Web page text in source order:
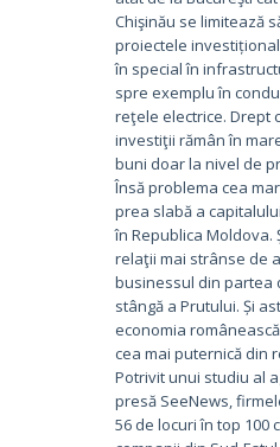
Chişinău se limitează
proiectele
în special în
spre exemplu în
reţele electrice. Drept
investiţii rămân în
buni doar la nivel de
Însă problema cea
prea slabă a
în Republica Moldova.
relaţii mai strânse de
businessul din partea
stângă a Prutului. Și
economia
cea mai puternică din
Potrivit unui studiu al
presă SeeNews,
56 de locuri în top 100